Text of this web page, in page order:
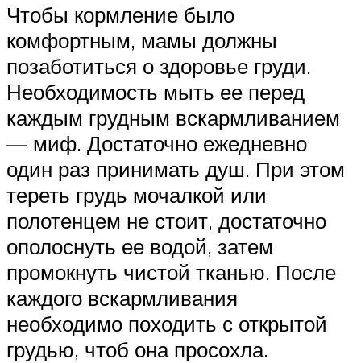
Чтобы кормление было
комфортным, мамы должны
позаботиться о здоровье груди.
Необходимость мыть ее перед
каждым грудным вскармливанием
— миф. Достаточно ежедневно
один раз принимать душ. При этом
тереть грудь мочалкой или
полотенцем не стоит, достаточно
ополоснуть ее водой, затем
промокнуть чистой тканью. После
каждого вскармливания
необходимо походить с открытой
грудью, чтоб она просохла.